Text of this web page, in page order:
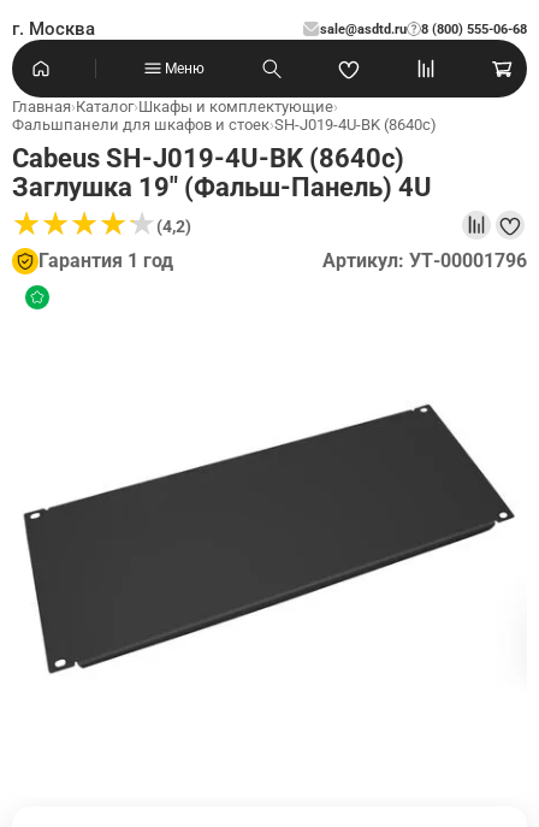
г. Москва sale@asdtd.ru 8 (800) 555-06-68
?
Меню
Главная›Каталог›Шкафы и комплектующие›
Фальшпанели для шкафов и стоек›SH-J019-4U-BK (8640c)
Cabeus SH-J019-4U-BK (8640c)
Заглушка 19" (Фальш-Панель) 4U
★★★★★
★★★★★(4,2)
Гарантия 1 год Артикул: УТ-00001796